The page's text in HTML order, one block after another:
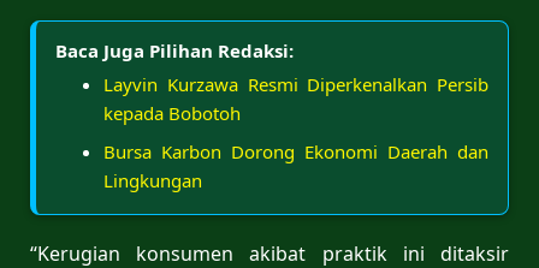
Baca Juga Pilihan Redaksi:
Layvin Kurzawa Resmi Diperkenalkan Persib
kepada Bobotoh
Bursa Karbon Dorong Ekonomi Daerah dan
Lingkungan
“Kerugian konsumen akibat praktik ini ditaksir